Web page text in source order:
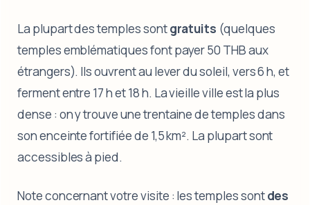
La plupart des temples sontgratuits (quelques
temples emblématiques font payer 50 THB aux
étrangers). Ils ouvrent au lever du soleil, vers 6 h, et
ferment entre 17 h et 18 h. La vieille ville est la plus
dense : on y trouve une trentaine de temples dans
son enceinte fortifiée de 1,5 km². La plupart sont
accessibles à pied.
Note concernant votre visite : les temples sontdes